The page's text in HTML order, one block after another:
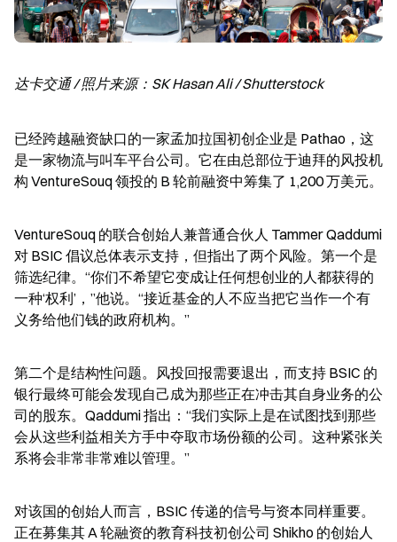
达卡交通 / 照片来源：SK Hasan Ali / Shutterstock
已经跨越融资缺口的一家孟加拉国初创企业是 Pathao，这
是一家物流与叫车平台公司。它在由总部位于迪拜的风投机
构 VentureSouq 领投的 B 轮前融资中筹集了 1,200 万美元。
VentureSouq 的联合创始人兼普通合伙人 Tammer Qaddumi
对 BSIC 倡议总体表示支持，但指出了两个风险。第一个是
筛选纪律。“你们不希望它变成让任何想创业的人都获得的
一种‘权利’，”他说。“接近基金的人不应当把它当作一个有
义务给他们钱的政府机构。”
第二个是结构性问题。风投回报需要退出，而支持 BSIC 的
银行最终可能会发现自己成为那些正在冲击其自身业务的公
司的股东。Qaddumi 指出：“我们实际上是在试图找到那些
会从这些利益相关方手中夺取市场份额的公司。这种紧张关
系将会非常非常难以管理。”
对该国的创始人而言，BSIC 传递的信号与资本同样重要。
正在募集其 A 轮融资的教育科技初创公司 Shikho 的创始人